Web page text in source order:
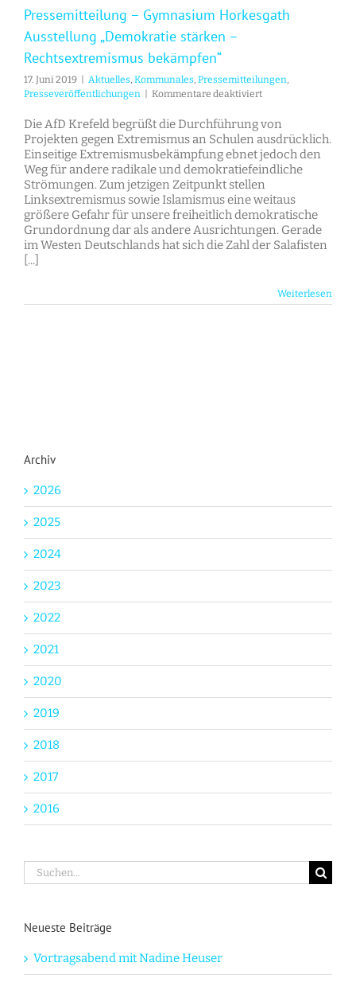
Pressemitteilung – Gymnasium Horkesgath
Ausstellung „Demokratie stärken –
Rechtsextremismus bekämpfen“
17. Juni 2019 Aktuelles, Kommunales, Pressemitteilungen,
Presseveröffentlichungen
Kommentare deaktiviertfür
–
Gymnasium
Horkesgath
Ausstellung
stärken
–
Rechtsextremismus
bekämpfen“
Die AfD Krefeld begrüßt die Durchführung von
Projekten gegen Extremismus an Schulen ausdrücklich.
Einseitige Extremismusbekämpfung ebnet jedoch den
Weg für andere radikale und demokratiefeindliche
Strömungen. Zum jetzigen Zeitpunkt stellen
Linksextremismus sowie Islamismus eine weitaus
größere Gefahr für unsere freiheitlich demokratische
Grundordnung dar als andere Ausrichtungen. Gerade
im Westen Deutschlands hat sich die Zahl der Salafisten
[...]
Weiterlesen
Archiv
2026
2025
2024
2023
2022
2021
2020
2019
2018
2017
2016
Suche
nach:
Neueste Beiträge
Vortragsabend mit Nadine Heuser